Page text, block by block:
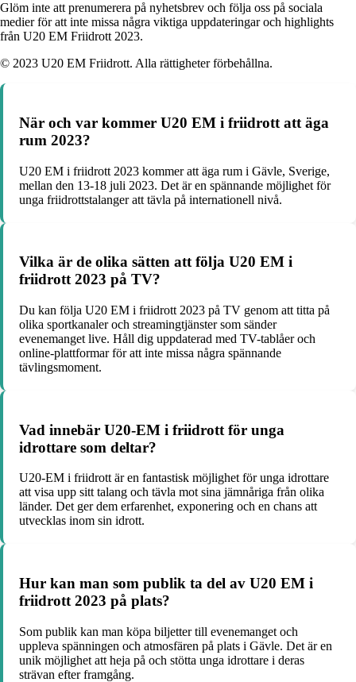
Glöm inte att prenumerera på nyhetsbrev och följa oss på sociala
medier för att inte missa några viktiga uppdateringar och highlights
från U20 EM Friidrott 2023.
© 2023 U20 EM Friidrott. Alla rättigheter förbehållna.
När och var kommer U20 EM i friidrott att äga
rum 2023?
U20 EM i friidrott 2023 kommer att äga rum i Gävle, Sverige,
mellan den 13-18 juli 2023. Det är en spännande möjlighet för
unga friidrottstalanger att tävla på internationell nivå.
Vilka är de olika sätten att följa U20 EM i
friidrott 2023 på TV?
Du kan följa U20 EM i friidrott 2023 på TV genom att titta på
olika sportkanaler och streamingtjänster som sänder
evenemanget live. Håll dig uppdaterad med TV-tablåer och
online-plattformar för att inte missa några spännande
tävlingsmoment.
Vad innebär U20-EM i friidrott för unga
idrottare som deltar?
U20-EM i friidrott är en fantastisk möjlighet för unga idrottare
att visa upp sitt talang och tävla mot sina jämnåriga från olika
länder. Det ger dem erfarenhet, exponering och en chans att
utvecklas inom sin idrott.
Hur kan man som publik ta del av U20 EM i
friidrott 2023 på plats?
Som publik kan man köpa biljetter till evenemanget och
uppleva spänningen och atmosfären på plats i Gävle. Det är en
unik möjlighet att heja på och stötta unga idrottare i deras
strävan efter framgång.